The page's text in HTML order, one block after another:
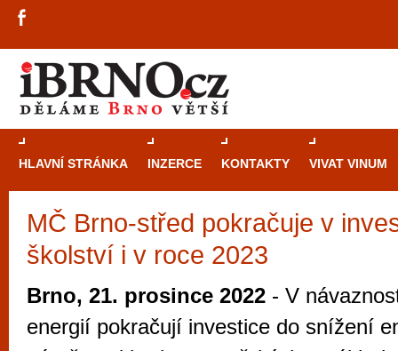
HLAVNÍ STRÁNKA INZERCE KONTAKTY VIVAT VINUM
MČ Brno-střed pokračuje v
školství i v roce 2023
Brno, 21. prosince 2022 - V
energií pokračují investice do snížení
Průvodce
Brně: Od
Brno je
zajímavé